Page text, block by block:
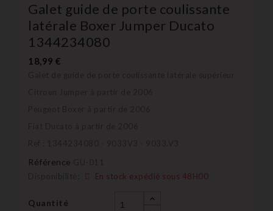
Galet guide de porte coulissante
latérale Boxer Jumper Ducato
1344234080
18,99 €
Référence
En stock expédié sous 48H00
Quantité